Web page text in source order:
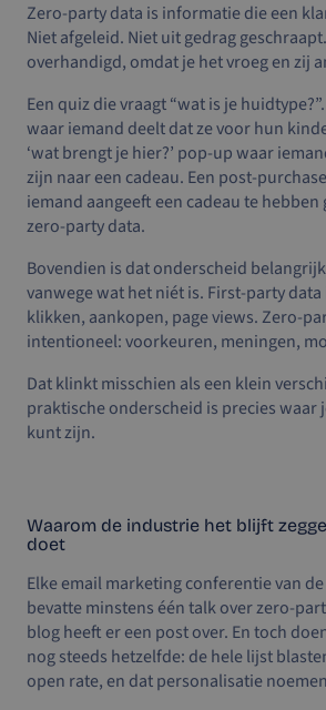
Zero-party data is informatie die een
Niet afgeleid. Niet uit gedrag
overhandigd, omdat je het vroeg en zij
Een quiz die vraagt “wat is je
waar iemand deelt dat ze voor hun
‘wat brengt je hier?’ pop-up waar
zijn naar een cadeau. Een post-
iemand aangeeft een cadeau te
zero-party data.
Bovendien is dat onderscheid
vanwege wat het niét is. First-party
klikken, aankopen, page views. Zero-
intentioneel: voorkeuren, meningen,
Dat klinkt misschien als een klein
praktische onderscheid is precies waar
kunt zijn.
Waarom de industrie het blijft
doet
Elke email marketing conferentie van
bevatte minstens één talk over zero-
blog heeft er een post over. En toch
nog steeds hetzelfde: de hele lijst
open rate, en dat personalisatie